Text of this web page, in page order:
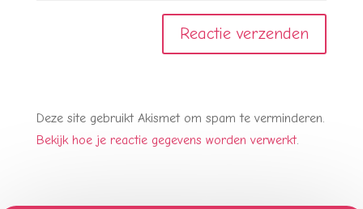
Deze site gebruikt Akismet om spam te verminderen.
Bekijk hoe je reactie gegevens worden verwerkt.